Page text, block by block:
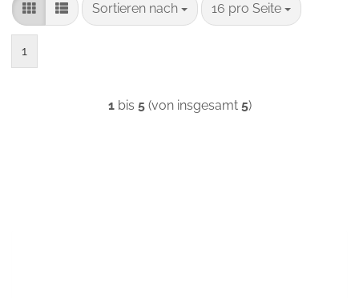
Sortieren nach
Sortieren nach 16 pro Seite
pro Seite
1
1bis 5(von insgesamt 5)